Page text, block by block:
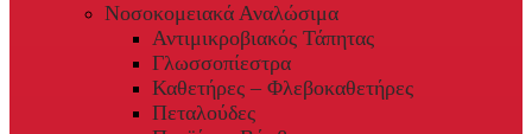
Νοσοκομειακά Αναλώσιμα
Αντιμικροβιακός Τάπητας
Γλωσσοπίεστρα
Καθετήρες – Φλεβοκαθετήρες
Πεταλούδες